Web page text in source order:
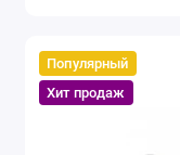
Популярный
Хит продаж